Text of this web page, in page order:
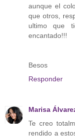
aunque el
que otros,
ultimo que
encantado!!!
Besos
Responder
Marisa
Te creo
rendido a